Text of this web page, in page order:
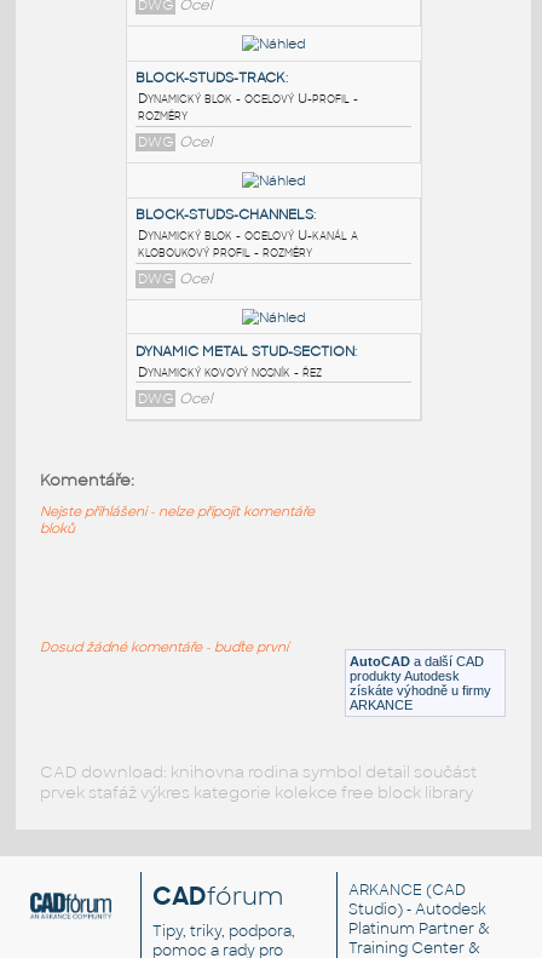
PODOBNÉ BLOKY:
BLOCK-STUDS-NON-STRUCTURAL
Dynamický blok nekonstrukční oceli -
DWG Ocel
BLOCK-STUDS-TRACK:
Dynamický blok - ocelový U-profil -
rozměry
DWG Ocel
kloboukový profil - rozměry
Dynamický kovový nosník - řezAutoCAD a další CAD
produkty Autodesk
získáte výhodně u firmy
ARKANCE
Komentáře:
Nejste přihlášeni - nelze připojit komentáře
bloků
Dosud žádné komentáře - buďte první
CAD download: knihovna rodina symbol detail součást
prvek stafáž výkres kategorie kolekce free block library
CADfórum
Tipy, triky, podpora,
pomoc a rady pro
ARKANCE (CAD
Studio) - Autodesk
Platinum Partner &
Training Center &